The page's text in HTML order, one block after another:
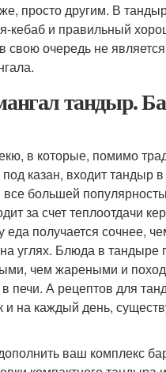
просто другим. В
кебаб и правильный
свою очередь не является
тандыр.
в которые, помимо
казан, входит тандыр
большей
за счет теплоотдачи
еда получается сочнее,
углях. Блюда в тандыре
чем жареными и
печи. А рецептов для
и на каждый день,
ваш комплекс